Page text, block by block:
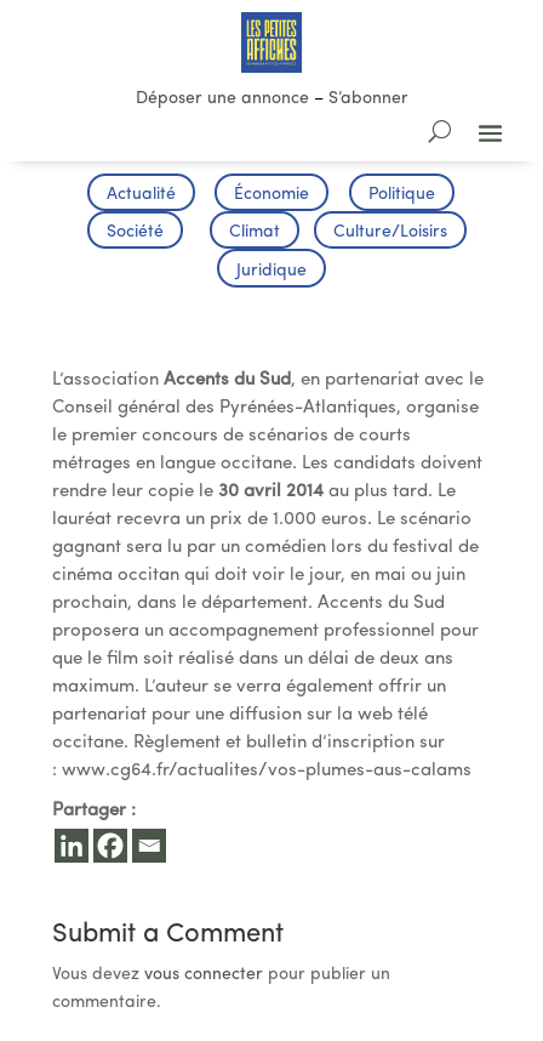
Déposer une annonce– S’abonner
Actualité Économie Politique
Société Climat Culture/Loisirs
Juridique
L’association Accents du Sud , en partenariat avec le
Conseil général des Pyrénées-Atlantiques, organise
le premier concours de scénarios de courts
métrages en langue occitane. Les candidats doivent
rendre leur copie le 30 avril 2014au plus tard. Le
lauréat recevra un prix de 1.000 euros. Le scénario
gagnant sera lu par un comédien lors du festival de
cinéma occitan qui doit voir le jour, en mai ou juin
prochain, dans le département. Accents du Sud
proposera un accompagnement professionnel pour
que le film soit réalisé dans un délai de deux ans
maximum. L’auteur se verra également offrir un
partenariat pour une diffusion sur la web télé
occitane. Règlement et bulletin d’inscription sur
: www.cg64.fr/actualites/vos-plumes-aus-calams
Partager :
Submit a Comment
Vous devez vous connecterpour publier un
commentaire.